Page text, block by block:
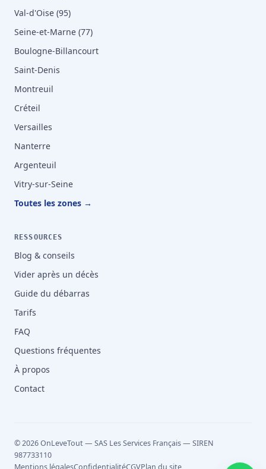
Val-d'Oise (95)
Seine-et-Marne (77)
Boulogne-Billancourt
Saint-Denis
Montreuil
Créteil
Versailles
Nanterre
Argenteuil
Vitry-sur-Seine
Toutes les zones →
RESSOURCES
Blog & conseils
Vider après un décès
Guide du débarras
Tarifs
FAQ
Questions fréquentes
À propos
Contact
© 2026 OnLeveTout — SAS Les Services Français — SIREN
987733110
Mentions légalesConfidentialitéCGVPlan du site